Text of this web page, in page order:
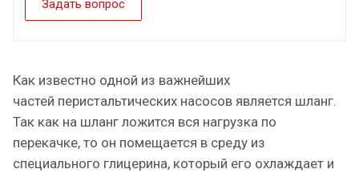
Задать вопрос
Как известно одной из важнейших
частей перистальтических насосов является шланг.
Так как на шланг ложится вся нагрузка по
перекачке, то он помещается в среду из
специального глицерина, который его охлаждает и